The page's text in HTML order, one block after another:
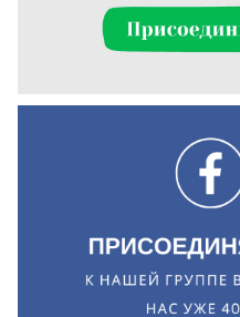
Искать